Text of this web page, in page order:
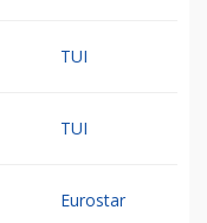
TUI
TUI
Eurostar